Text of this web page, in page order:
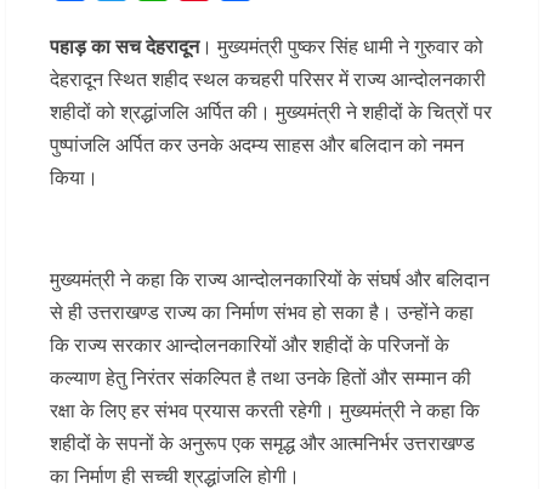
पहाड़ का सच देहरादून। मुख्यमंत्री पुष्कर सिंह धामी ने गुरुवार को
देहरादून स्थित शहीद स्थल कचहरी परिसर में राज्य आन्दोलनकारी
शहीदों को श्रद्धांजलि अर्पित की। मुख्यमंत्री ने शहीदों के चित्रों पर
पुष्पांजलि अर्पित कर उनके अदम्य साहस और बलिदान को नमन
किया।
मुख्यमंत्री ने कहा कि राज्य आन्दोलनकारियों के संघर्ष और बलिदान
से ही उत्तराखण्ड राज्य का निर्माण संभव हो सका है। उन्होंने कहा
कि राज्य सरकार आन्दोलनकारियों और शहीदों के परिजनों के
कल्याण हेतु निरंतर संकल्पित है तथा उनके हितों और सम्मान की
रक्षा के लिए हर संभव प्रयास करती रहेगी। मुख्यमंत्री ने कहा कि
शहीदों के सपनों के अनुरूप एक समृद्ध और आत्मनिर्भर उत्तराखण्ड
का निर्माण ही सच्ची श्रद्धांजलि होगी।